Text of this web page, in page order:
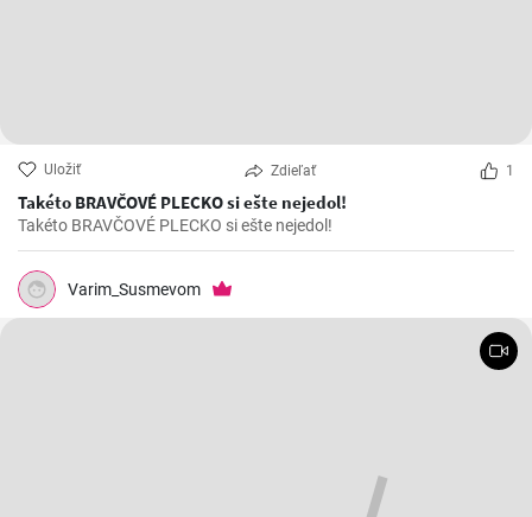
Uložiť Zdieľať 1
Takéto BRAVČOVÉ PLECKO si ešte nejedol!
Takéto BRAVČOVÉ PLECKO si ešte nejedol!
Varim_Susmevom